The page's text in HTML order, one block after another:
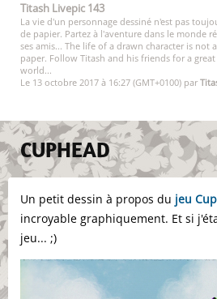
Titash Livepic 143
La vie d'un personnage dessiné n'est pas
de papier. Partez à l'aventure dans le monde
ses amis... The life of a drawn character is not
paper. Follow Titash and his friends for a
world...
Le 13 octobre 2017 à 16:27 (GMT+0100) par
CUPHEAD
Un petit dessin à propos du jeu
incroyable graphiquement. Et si
jeu... ;)